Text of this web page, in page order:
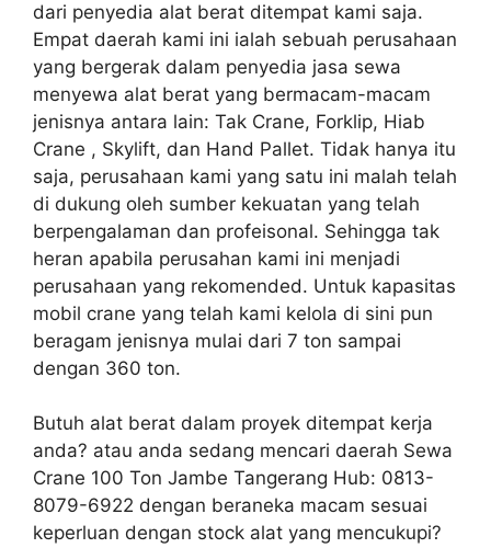
dari penyedia alat berat ditempat kami saja.
Empat daerah kami ini ialah sebuah perusahaan
yang bergerak dalam penyedia jasa sewa
menyewa alat berat yang bermacam-macam
jenisnya antara lain: Tak Crane, Forklip, Hiab
Crane , Skylift, dan Hand Pallet. Tidak hanya itu
saja, perusahaan kami yang satu ini malah telah
di dukung oleh sumber kekuatan yang telah
berpengalaman dan profeisonal. Sehingga tak
heran apabila perusahan kami ini menjadi
perusahaan yang rekomended. Untuk kapasitas
mobil crane yang telah kami kelola di sini pun
beragam jenisnya mulai dari 7 ton sampai
dengan 360 ton.
Butuh alat berat dalam proyek ditempat kerja
anda? atau anda sedang mencari daerah Sewa
Crane 100 Ton Jambe Tangerang Hub: 0813-
8079-6922 dengan beraneka macam sesuai
keperluan dengan stock alat yang mencukupi?